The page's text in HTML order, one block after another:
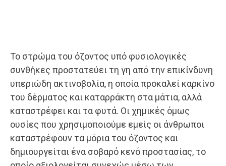
Το στρώμα του όζοντος υπό φυσιολογικές
συνθήκες προστατεύει τη γη από την επικίνδυνη
υπεριώδη ακτινοβολία, η οποία προκαλεί καρκίνο
του δέρματος και καταρράκτη στα μάτια, αλλά
καταστρέφει και τα φυτά. Οι χημικές όμως
ουσίες που χρησιμοποιούμε εμείς οι άνθρωποι
καταστρέφουν τα μόρια του όζοντος και
δημιουργείται ένα σοβαρό κενό προστασίας, το